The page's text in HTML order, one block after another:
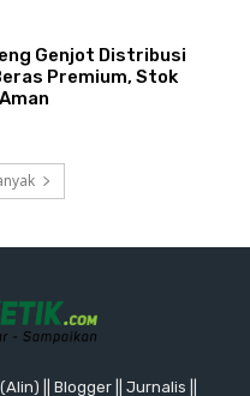
Genjot Distribusi
Premium, Stok
|| Blogger || Jurnalis ||